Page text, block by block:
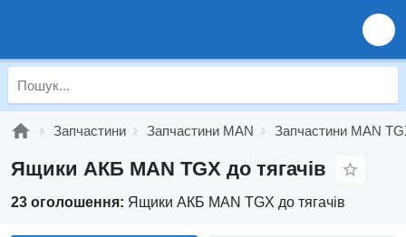
Запчастини Запчастини MAN Запчастини MAN
Ящики АКБ MAN TGX до тягачів
23 оголошення: Ящики АКБ MAN TGX до тягачів